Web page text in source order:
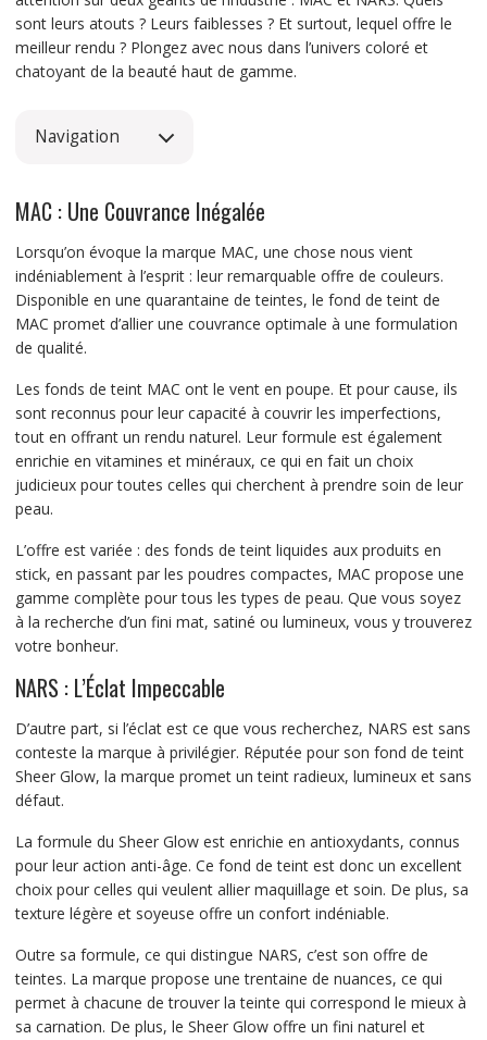
sont leurs atouts ? Leurs faiblesses ? Et surtout, lequel offre le
meilleur rendu ? Plongez avec nous dans l’univers coloré et
chatoyant de la beauté haut de gamme.
Navigation
MAC : Une Couvrance Inégalée
Lorsqu’on évoque la marque MAC, une chose nous vient
indéniablement à l’esprit : leur remarquable offre de couleurs.
Disponible en une quarantaine de teintes, le fond de teint de
MAC promet d’allier une couvrance optimale à une formulation
de qualité.
Les fonds de teint MAC ont le vent en poupe. Et pour cause, ils
sont reconnus pour leur capacité à couvrir les imperfections,
tout en offrant un rendu naturel. Leur formule est également
enrichie en vitamines et minéraux, ce qui en fait un choix
judicieux pour toutes celles qui cherchent à prendre soin de leur
peau.
L’offre est variée : des fonds de teint liquides aux produits en
stick, en passant par les poudres compactes, MAC propose une
gamme complète pour tous les types de peau. Que vous soyez
à la recherche d’un fini mat, satiné ou lumineux, vous y trouverez
votre bonheur.
NARS : L’Éclat Impeccable
D’autre part, si l’éclat est ce que vous recherchez, NARS est sans
conteste la marque à privilégier. Réputée pour son fond de teint
Sheer Glow, la marque promet un teint radieux, lumineux et sans
défaut.
La formule du Sheer Glow est enrichie en antioxydants, connus
pour leur action anti-âge. Ce fond de teint est donc un excellent
choix pour celles qui veulent allier maquillage et soin. De plus, sa
texture légère et soyeuse offre un confort indéniable.
Outre sa formule, ce qui distingue NARS, c’est son offre de
teintes. La marque propose une trentaine de nuances, ce qui
permet à chacune de trouver la teinte qui correspond le mieux à
sa carnation. De plus, le Sheer Glow offre un fini naturel et